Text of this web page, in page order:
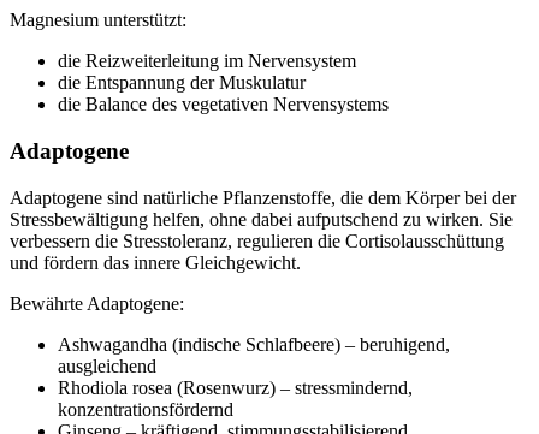
Magnesium unterstützt:
die Reizweiterleitung im Nervensystem
die Entspannung der Muskulatur
die Balance des vegetativen Nervensystems
Adaptogene
Adaptogene sind natürliche Pflanzenstoffe, die dem Körper bei der
Stressbewältigung helfen, ohne dabei aufputschend zu wirken. Sie
verbessern die Stresstoleranz, regulieren die Cortisolausschüttung
und fördern das innere Gleichgewicht.
Bewährte Adaptogene:
Ashwagandha (indische Schlafbeere) – beruhigend,
ausgleichend
Rhodiola rosea (Rosenwurz) – stressmindernd,
konzentrationsfördernd